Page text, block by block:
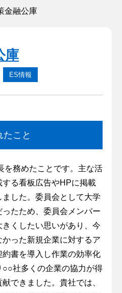
金融公庫
庫
ES情報
こと
を務めたことです。主な活
る看板広告やHPに掲載
した。委員会として大学
たため、委員会メンバー
くしたい思いがあり、今
った新規企業に対するア
書を導入し作業の効率化
○○社多くの企業の協力が得
できました。貴社では、